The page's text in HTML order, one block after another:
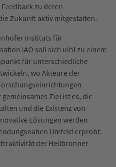
zu deren
Zukunft aktiv mitgestalten.
Instituts für
IAO soll sich uih! zu einem
für unterschiedliche
wo Akteure der
Ziel ist es, die
und die Existenz von
Lösungen werden
Umfeld erprobt.
der Heilbronner